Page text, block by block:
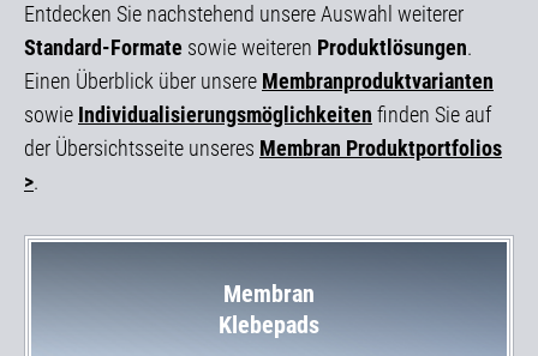
Entdecken Sie nachstehend unsere Auswahl weiterer
Standard-Formate sowie weiteren Produktlösungen.
Einen Überblick über unsere Membranproduktvarianten
sowie Individualisierungsmöglichkeiten finden Sie auf
der Übersichtsseite unseres Membran Produktportfolios
>.
Membran
Klebepads